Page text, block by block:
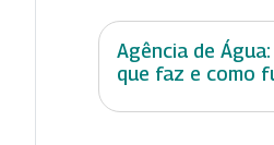
Agência de
que faz e como